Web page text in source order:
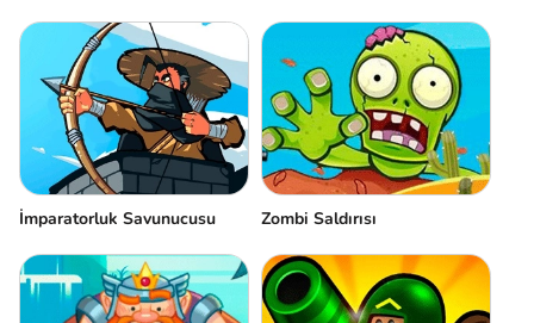
İmparatorluk Savunucusu Zombi Saldırısı